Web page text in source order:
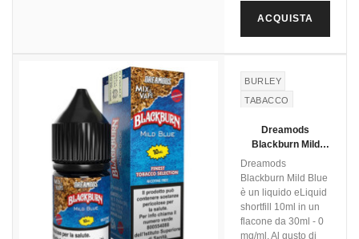
ACQUISTA
BURLEY
TABACCO
Dreamods
Blackburn Mild
Blue - Mix And
Vape - 10ml
Dreamods
Blackburn Mild Blue
è un liquido eLiquid
shortfill 10ml in un
flacone da 30ml - 0
mg/ml. Al gusto di